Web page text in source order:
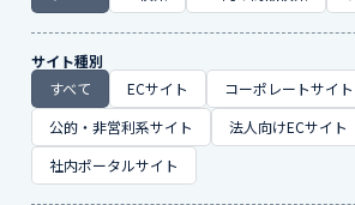
サイト種別
すべて
ECサイト コーポレートサイト
公的・非営利系サイト
法人向けECサイト
社内ポータルサイト